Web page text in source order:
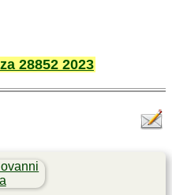
28852 2023